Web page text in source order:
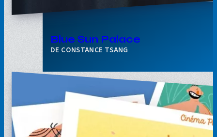
Blue Sun Palace
CONSTANCE TSANG